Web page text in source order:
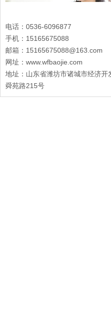
电话：0536-6096877
手机：15165675088
邮箱：15165675088@163.com
网址：www.wfbaojie.com
地址：山东省潍坊市诸城市经济开
舜苑路215号